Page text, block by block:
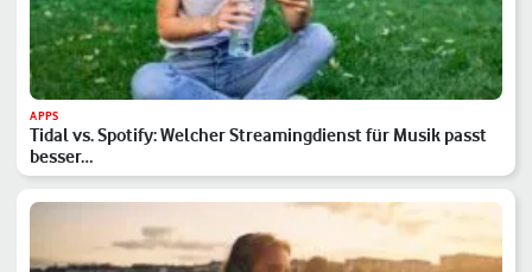
APPS
Tidal vs. Spotify: Welcher Streamingdienst für Musik passt
besser…